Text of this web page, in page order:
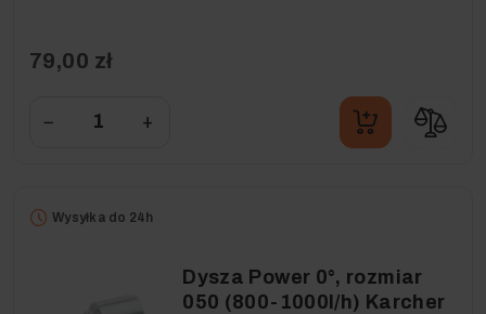
79,00 zł
− +
Wysyłka do 24h
Dysza Power 0°, rozmiar
050 (800-1000l/h) Karcher